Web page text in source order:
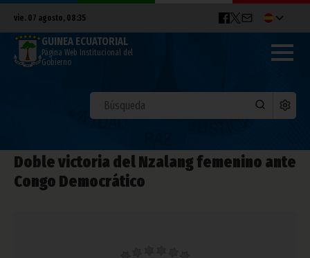
vie. 07 agosto, 08:35
GUINEA ECUATORIAL
Página Web Institucional del
Gobierno
Doble victoria del Nzalang femenino ante
Congo Democrático